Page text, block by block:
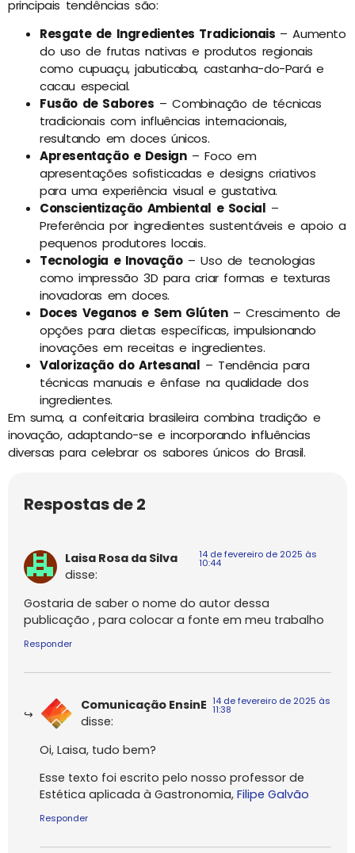
principais tendências são:
Resgate de Ingredientes Tradicionais – Aumento
do uso de frutas nativas e produtos regionais
como cupuaçu, jabuticaba, castanha-do-Pará e
cacau especial.
Fusão de Sabores – Combinação de técnicas
tradicionais com influências internacionais,
resultando em doces únicos.
Apresentação e Design– Foco em
apresentações sofisticadas e designs criativos
para uma experiência visual e gustativa.
Conscientização Ambiental e Social –
Preferência por ingredientes sustentáveis e apoio a
pequenos produtores locais.
Tecnologia e Inovação– Uso de tecnologias
como impressão 3D para criar formas e texturas
inovadoras em doces.
Doces Veganos e Sem Glúten– Crescimento de
opções para dietas específicas, impulsionando
inovações em receitas e ingredientes.
Valorização do Artesanal – Tendência para
técnicas manuais e ênfase na qualidade dos
ingredientes.
Em suma, a confeitaria brasileira combina tradição e
inovação, adaptando-se e incorporando influências
diversas para celebrar os sabores únicos do Brasil.
Respostas de 2
Laisa Rosa da Silva
disse:
14 de fevereiro de 2025 às
10:44
Gostaria de saber o nome do autor dessa
publicação , para colocar a fonte em meu trabalho
Responder
Comunicação EnsinE
disse:
14 de fevereiro de 2025 às
11:38
Oi, Laisa, tudo bem?
Esse texto foi escrito pelo nosso professor de
Estética aplicada à Gastronomia, Filipe Galvão
Responder